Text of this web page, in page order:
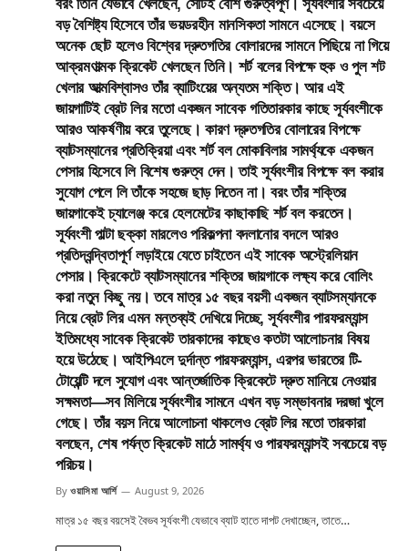
বরং তিনি যেভাবে খেলছেন, সেটিই বেশি গুরুত্বপূর্ণ। সূর্যবংশীর সবচেয়ে
বড় বৈশিষ্ট্য হিসেবে তাঁর ভয়ডরহীন মানসিকতা সামনে এসেছে। বয়সে
অনেক ছোট হলেও বিশ্বের দ্রুতগতির বোলারদের সামনে পিছিয়ে না গিয়ে
আক্রমণাত্মক ক্রিকেট খেলছেন তিনি। শর্ট বলের বিপক্ষে হুক ও পুল শট
খেলার আত্মবিশ্বাসও তাঁর ব্যাটিংয়ের অন্যতম শক্তি। আর এই
জায়গাটিই ব্রেট লির মতো একজন সাবেক গতিতারকার কাছে সূর্যবংশীকে
আরও আকর্ষণীয় করে তুলেছে। কারণ দ্রুতগতির বোলারের বিপক্ষে
ব্যাটসম্যানের প্রতিক্রিয়া এবং শর্ট বল মোকাবিলার সামর্থ্যকে একজন
পেসার হিসেবে লি বিশেষ গুরুত্ব দেন। তাই সূর্যবংশীর বিপক্ষে বল করার
সুযোগ পেলে লি তাঁকে সহজে ছাড় দিতেন না। বরং তাঁর শক্তির
জায়গাকেই চ্যালেঞ্জ করে হেলমেটের কাছাকাছি শর্ট বল করতেন।
সূর্যবংশী পাল্টা ছক্কা মারলেও পরিকল্পনা বদলানোর বদলে আরও
প্রতিদ্বন্দ্বিতাপূর্ণ লড়াইয়ে যেতে চাইতেন এই সাবেক অস্ট্রেলিয়ান
পেসার। ক্রিকেটে ব্যাটসম্যানের শক্তির জায়গাকে লক্ষ্য করে বোলিং
করা নতুন কিছু নয়। তবে মাত্র ১৫ বছর বয়সী একজন ব্যাটসম্যানকে
নিয়ে ব্রেট লির এমন মন্তব্যই দেখিয়ে দিচ্ছে, সূর্যবংশীর পারফরম্যান্স
ইতিমধ্যে সাবেক ক্রিকেট তারকাদের কাছেও কতটা আলোচনার বিষয়
হয়ে উঠেছে। আইপিএলে দুর্দান্ত পারফরম্যান্স, এরপর ভারতের টি-
টোয়েন্টি দলে সুযোগ এবং আন্তর্জাতিক ক্রিকেটে দ্রুত মানিয়ে নেওয়ার
সক্ষমতা—সব মিলিয়ে সূর্যবংশীর সামনে এখন বড় সম্ভাবনার দরজা খুলে
গেছে। তাঁর বয়স নিয়ে আলোচনা থাকলেও ব্রেট লির মতো তারকারা
বলছেন, শেষ পর্যন্ত ক্রিকেট মাঠে সামর্থ্য ও পারফরম্যান্সই সবচেয়ে বড়
পরিচয়।
By ওয়াসিমা আর্শি August 9, 2026
মাত্র ১৫ বছর বয়সেই বৈভব সূর্যবংশী যেভাবে ব্যাট হাতে দাপট দেখাচ্ছেন, তাতে…